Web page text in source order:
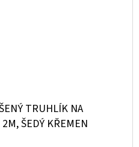
TRUHLÍK NA
ŠEDÝ KŘEMEN